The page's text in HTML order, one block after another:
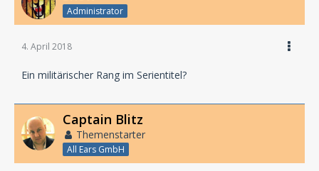
Administrator
4. April 2018
Ein militärischer Rang im Serientitel?
Captain Blitz
Themenstarter
All Ears GmbH